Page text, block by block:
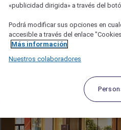
«publicidad dirigida» a través del
Podrá modificar sus opciones en
accesible a través del enlace
Más información
Nuestros colaboradores